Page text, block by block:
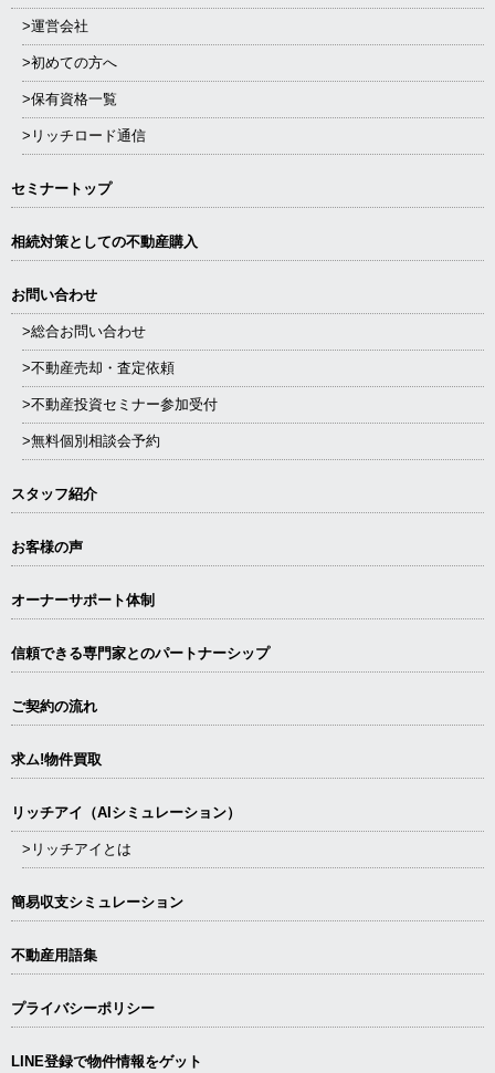
>運営会社
>初めての方へ
>保有資格一覧
>リッチロード通信
セミナートップ
相続対策としての不動産購入
お問い合わせ
>総合お問い合わせ
>不動産売却・査定依頼
>不動産投資セミナー参加受付
>無料個別相談会予約
スタッフ紹介
お客様の声
オーナーサポート体制
信頼できる専⾨家とのパートナーシップ
ご契約の流れ
求ム!物件買取
リッチアイ（AIシミュレーション）
>リッチアイとは
簡易収支シミュレーション
不動産用語集
プライバシーポリシー
LINE登録で物件情報をゲット